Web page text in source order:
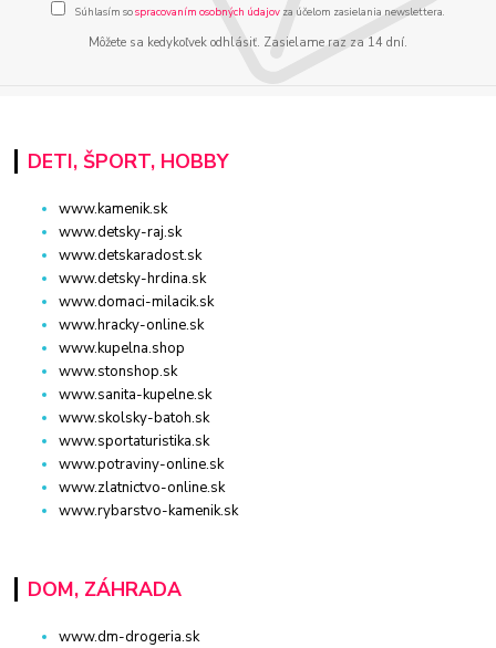
Súhlasím sospracovaním osobných údajov za účelom zasielania newslettera.
Môžete sa kedykoľvek odhlásiť. Zasielame raz za 14 dní.
DETI, ŠPORT, HOBBY
www.kamenik.sk
www.detsky-raj.sk
www.detskaradost.sk
www.detsky-hrdina.sk
www.domaci-milacik.sk
www.hracky-online.sk
www.kupelna.shop
www.stonshop.sk
www.sanita-kupelne.sk
www.skolsky-batoh.sk
www.sportaturistika.sk
www.potraviny-online.sk
www.zlatnictvo-online.sk
www.rybarstvo-kamenik.sk
DOM, ZÁHRADA
www.dm-drogeria.sk